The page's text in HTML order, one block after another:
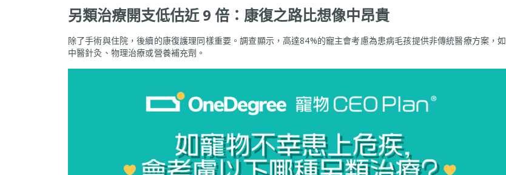
另類治療開支低估近 9 倍：康復之路比想像中昂貴
除了手術與住院，後續的康復護理同樣重要。調查顯示，高達84%的寵主會考慮為患病毛孩提供非傳統醫療方案，如
中醫針灸、物理治療或營養補充劑。